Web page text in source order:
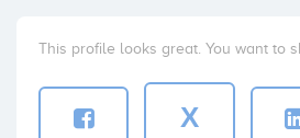
This profile looks great. You want to
X